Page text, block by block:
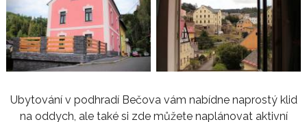
Ubytování v podhradí Bečova vám nabídne naprostý klid
na oddych, ale také si zde můžete naplánovat aktivní